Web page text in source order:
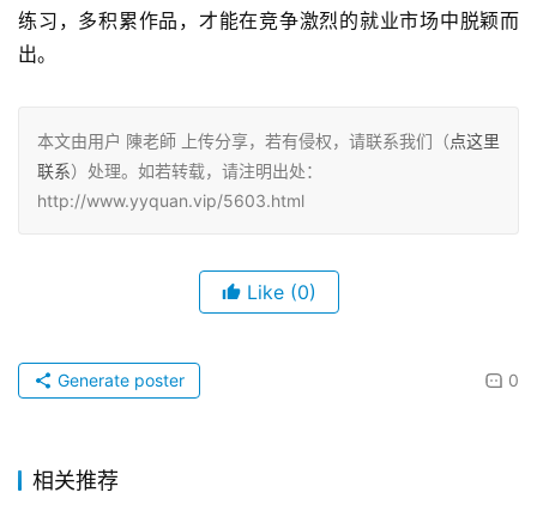
练习，多积累作品，才能在竞争激烈的就业市场中脱颖而
出。
本文由用户 陳老師 上传分享，若有侵权，请联系我们（点这里
联系）处理。如若转载，请注明出处：
http://www.yyquan.vip/5603.html
Like (0)
0
Generate poster
相关推荐